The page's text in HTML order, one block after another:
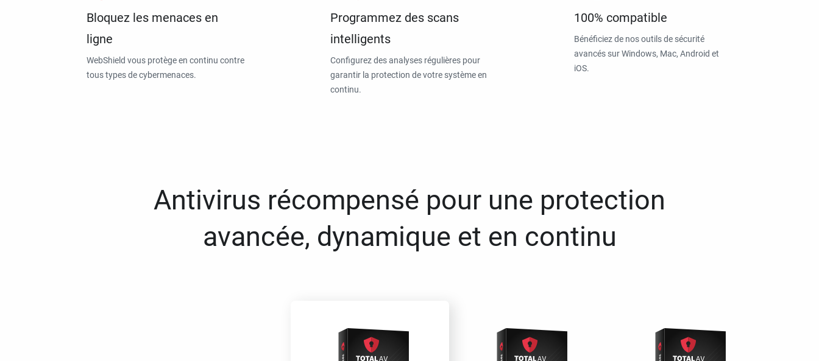
Bloquez les menaces en
ligne
WebShield vous protège en continu contre
tous types de cybermenaces.
Programmez des scans
intelligents
Configurez des analyses régulières pour
garantir la protection de votre système en
continu.
100% compatible
Bénéficiez de nos outils de sécurité
avancés sur Windows, Mac, Android et
iOS.
Antivirus récompensé pour une protection
avancée, dynamique et en continu